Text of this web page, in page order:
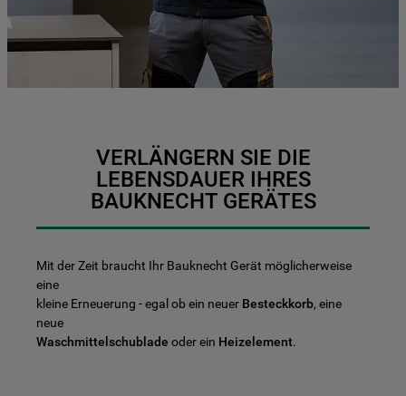
VERLÄNGERN SIE DIE
LEBENSDAUER IHRES
BAUKNECHT GERÄTES
Mit der Zeit braucht Ihr Bauknecht Gerät möglicherweise
eine
kleine Erneuerung - egal ob ein neuer Besteckkorb, eine
neue
Waschmittelschublade oder ein Heizelement.